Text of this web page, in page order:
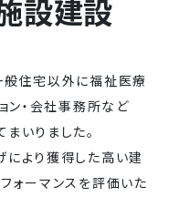
設建設
住宅以外に福祉医療
ン・会社事務所など
いりました。
より獲得した高い建
ォーマンスを評価いた